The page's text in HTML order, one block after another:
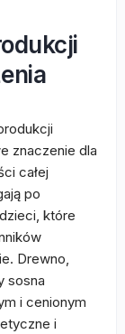
znaczenie dla
całej
po
które
Drewno,
sosna
i cenionym
i